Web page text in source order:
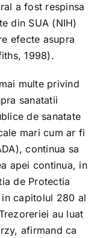
a fost respinsa
din SUA (NIH)
efecte asupra
1998).
multe privind
sanatatii
de sanatate
mari cum ar fi
continua sa
apei continua, in
de Protectia
in capitolul 280 al
au luat
afirmand ca